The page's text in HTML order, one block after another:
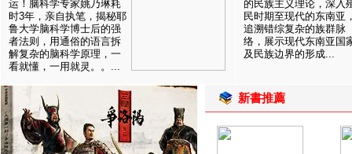
运！脑科学专家姚乃琳耗
时3年，亲自执笔，揭秘耶
鲁大学脑科学博士后的强
者法则，用通俗的语言拆
解复杂的脑科学原理，一
看就懂，一用就灵。。...
的民族主义理论，深入
民时期至现代的东南亚
追溯错综复杂的族群脉
络，展示现代东南亚国
及民族边界的形成...
新書推薦